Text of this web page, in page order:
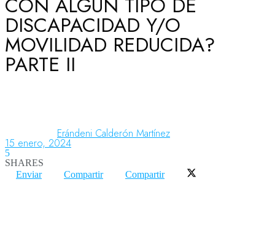
Aeronáutica
Aeropuertos
Organismos
Aeroespacial
CON ALGÚN TIPO DE
DISCAPACIDAD Y/O
MOVILIDAD REDUCIDA?
PARTE II
Erándeni Calderón Martínez
15 enero, 2024
5
SHARES
Enviar
Compartir Compartir